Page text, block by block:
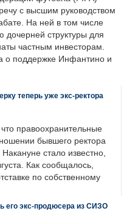
с высшим руководством
На ней в том числе
дочерней структуры для
частным инвесторам.
о поддержке Инфантино и
теперь уже экс-ректора
правоохранительные
бывшего ректора
стало известно,
Как сообщалось,
по собственному
его экс-продюсера из СИЗО